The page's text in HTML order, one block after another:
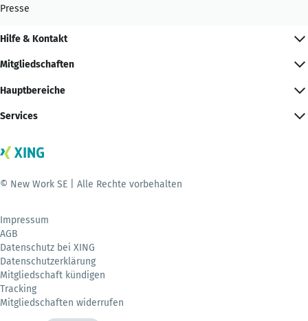
Presse
Hilfe & Kontakt
Mitgliedschaften
Hauptbereiche
Services
© New Work SE | Alle Rechte vorbehalten
Impressum
AGB
Datenschutz bei XING
Datenschutzerklärung
Mitgliedschaft kündigen
Tracking
Mitgliedschaften widerrufen